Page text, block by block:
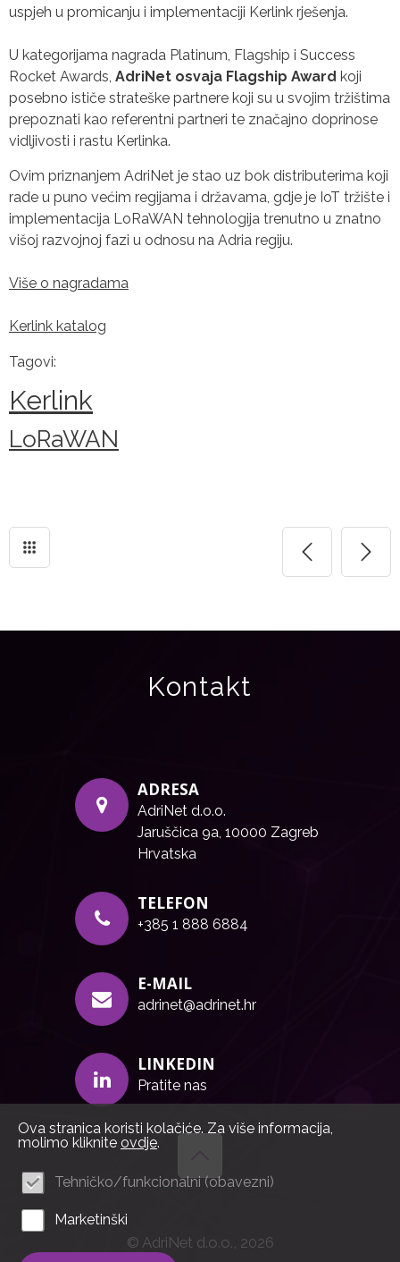
uspjeh u promicanju i implementaciji Kerlink rješenja.
U kategorijama nagrada Platinum, Flagship i Success
Rocket Awards, AdriNet osvaja Flagship Award koji
posebno ističe strateške partnere koji su u svojim tržištima
prepoznati kao referentni partneri te značajno doprinose
vidljivosti i rastu Kerlinka.
Ovim priznanjem AdriNet je stao uz bok distributerima koji
rade u puno većim regijama i državama, gdje je IoT tržište i
implementacija LoRaWAN tehnologija trenutno u znatno
višoj razvojnoj fazi u odnosu na Adria regiju.
Više o nagradama
Kerlink katalog
Tagovi:
Kerlink
LoRaWAN
Kontakt
ADRESA
AdriNet d.o.o.
Jaruščica 9a, 10000 Zagreb
Hrvatska
TELEFON
+385 1 888 6884
E-MAIL
adrinet@adrinet.hr
LINKEDIN
Pratite nas
© AdriNet d.o.o., 2026
Ova stranica koristi kolačiće. Za više informacija,
molimo kliknite ovdje.
Tehničko/funkcionalni (obavezni)
Marketinški